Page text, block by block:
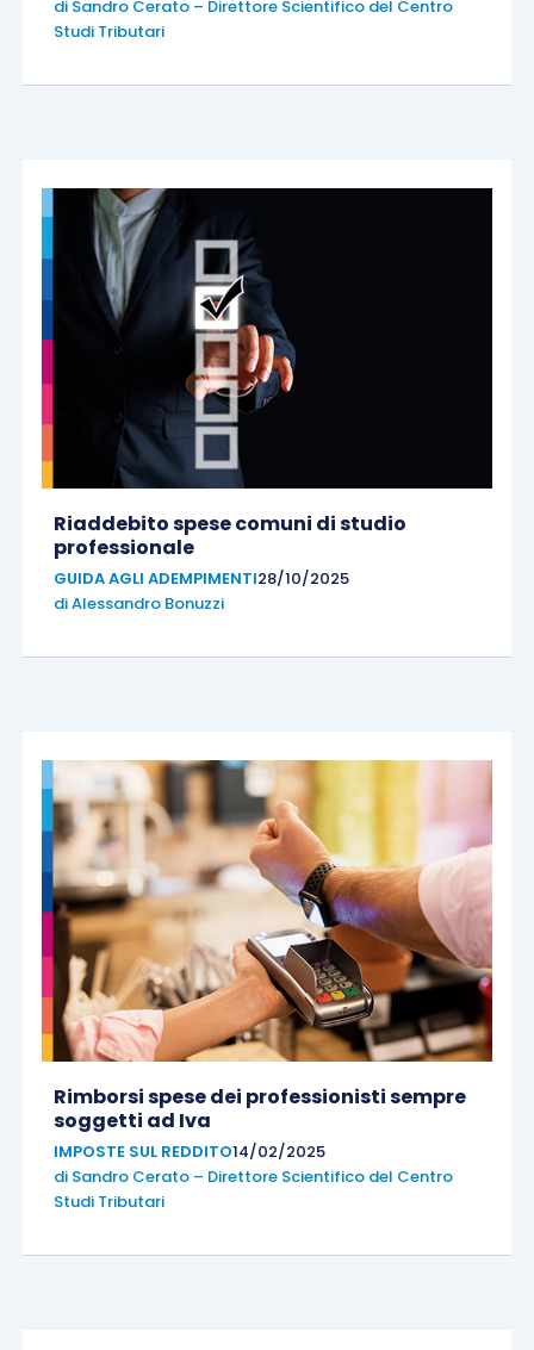
di Sandro Cerato – Direttore Scientifico del Centro
Studi Tributari
Riaddebito spese comuni di studio
professionale
GUIDA AGLI ADEMPIMENTI28/10/2025
diAlessandro Bonuzzi
Rimborsi spese dei professionisti sempre
soggetti ad Iva
IMPOSTE SUL REDDITO14/02/2025
di Sandro Cerato – Direttore Scientifico del Centro
Studi Tributari